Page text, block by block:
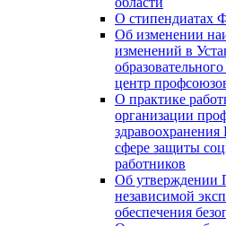
О стипендиатах
Об изменении
изменений в
центр
О практике
организации
сфере защиты
работников
Об утверждении
независимой
обеспечения